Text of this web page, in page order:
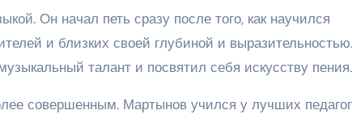
Он начал петь сразу после того, как научился
и близких своей глубиной и
талант и посвятил себя искусству пения.
совершенным. Мартынов учился у лучших